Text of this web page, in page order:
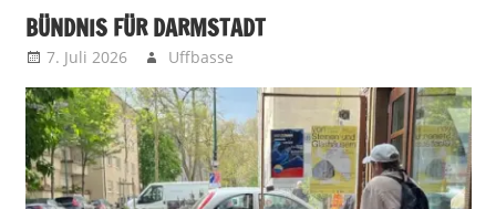
BÜNDNIS FÜR DARMSTADT
7. Juli 2026 Uffbasse